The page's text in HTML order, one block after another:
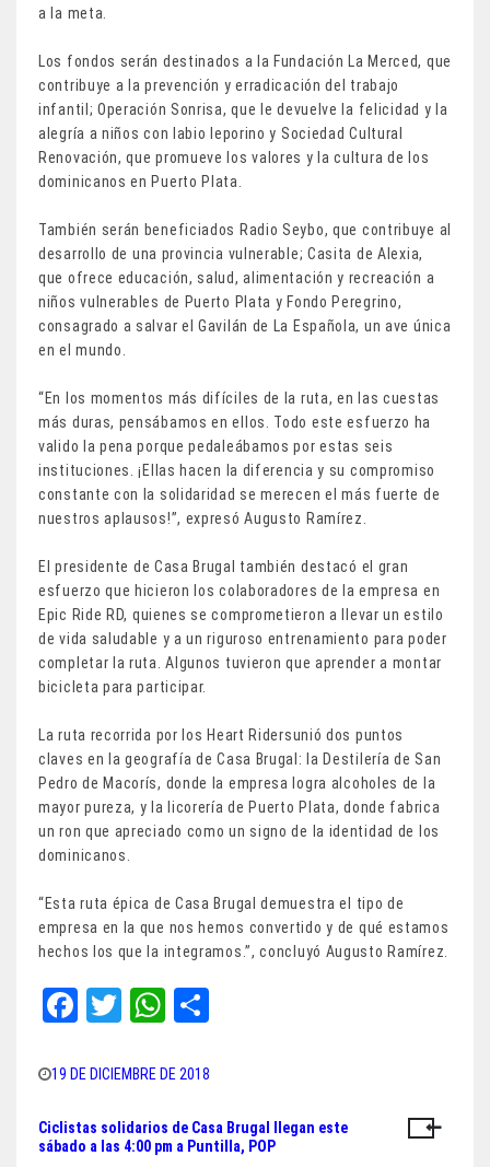
a la meta.
Los fondos serán destinados a la Fundación La Merced, que
contribuye a la prevención y erradicación del trabajo
infantil; Operación Sonrisa, que le devuelve la felicidad y la
alegría a niños con labio leporino y Sociedad Cultural
Renovación, que promueve los valores y la cultura de los
dominicanos en Puerto Plata.
También serán beneficiados Radio Seybo, que contribuye al
desarrollo de una provincia vulnerable; Casita de Alexia,
que ofrece educación, salud, alimentación y recreación a
niños vulnerables de Puerto Plata y Fondo Peregrino,
consagrado a salvar el Gavilán de La Española, un ave única
en el mundo.
“En los momentos más difíciles de la ruta, en las cuestas
más duras, pensábamos en ellos. Todo este esfuerzo ha
valido la pena porque pedaleábamos por estas seis
instituciones. ¡Ellas hacen la diferencia y su compromiso
constante con la solidaridad se merecen el más fuerte de
nuestros aplausos!”, expresó Augusto Ramírez.
El presidente de Casa Brugal también destacó el gran
esfuerzo que hicieron los colaboradores de la empresa en
Epic Ride RD, quienes se comprometieron a llevar un estilo
de vida saludable y a un riguroso entrenamiento para poder
completar la ruta. Algunos tuvieron que aprender a montar
bicicleta para participar.
La ruta recorrida por los Heart Ridersunió dos puntos
claves en la geografía de Casa Brugal: la Destilería de San
Pedro de Macorís, donde la empresa logra alcoholes de la
mayor pureza, y la licorería de Puerto Plata, donde fabrica
un ron que apreciado como un signo de la identidad de los
dominicanos.
“Esta ruta épica de Casa Brugal demuestra el tipo de
empresa en la que nos hemos convertido y de qué estamos
hechos los que la integramos.”, concluyó Augusto Ramírez.
Fa
bo
T
tt
er
W
ts
A
pp
19 DE DICIEMBRE DE 2018
Navegación
Ciclistas solidarios de Casa Brugal llegan este
sábado a las 4:00 pm a Puntilla, POP